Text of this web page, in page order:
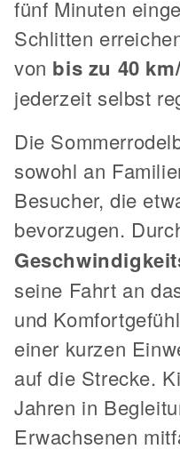
fünf Minuten
Schlitten
von bis zu 40
jederzeit selbst
Die
sowohl an
Besucher, die
bevorzugen.
seine Fahrt an
und
einer kurzen
auf die Strecke.
Jahren in
Erwachsenen